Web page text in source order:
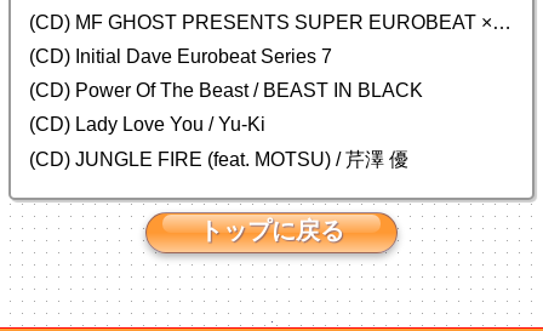
(CD) MF GHOST PRESENTS SUPER EUROBEAT × ORIGINAL SOUNDTRACK NEW COLLECTION
(CD) Initial Dave Eurobeat Series 7
(CD) Power Of The Beast / BEAST IN BLACK
(CD) Lady Love You / Yu-Ki
(CD) JUNGLE FIRE (feat. MOTSU) / 芹澤 優
トップに戻る